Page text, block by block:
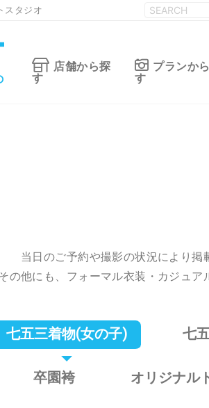
スタジオ
店舗から探
す
プランか
す
当日のご予約や撮影の状況により掲
の他にも、フォーマル衣装・カジュ
七五三着物(女の子) 七
卒園袴 オリジナル